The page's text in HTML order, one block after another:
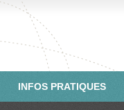
INFOS PRATIQUES